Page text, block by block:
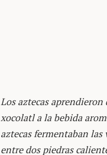
Los aztecas aprendieron
xocolatl a la bebida
aztecas fermentaban las
entre dos piedras